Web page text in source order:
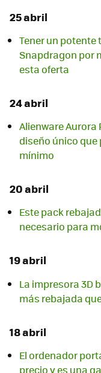
25 abril
Tener un
Snapdragon por
esta oferta
24 abril
Alienware Aurora
diseño único
mínimo
20 abril
Este pack
necesario para
19 abril
La impresora 3D
más rebajada
18 abril
El ordenador
precio y es una